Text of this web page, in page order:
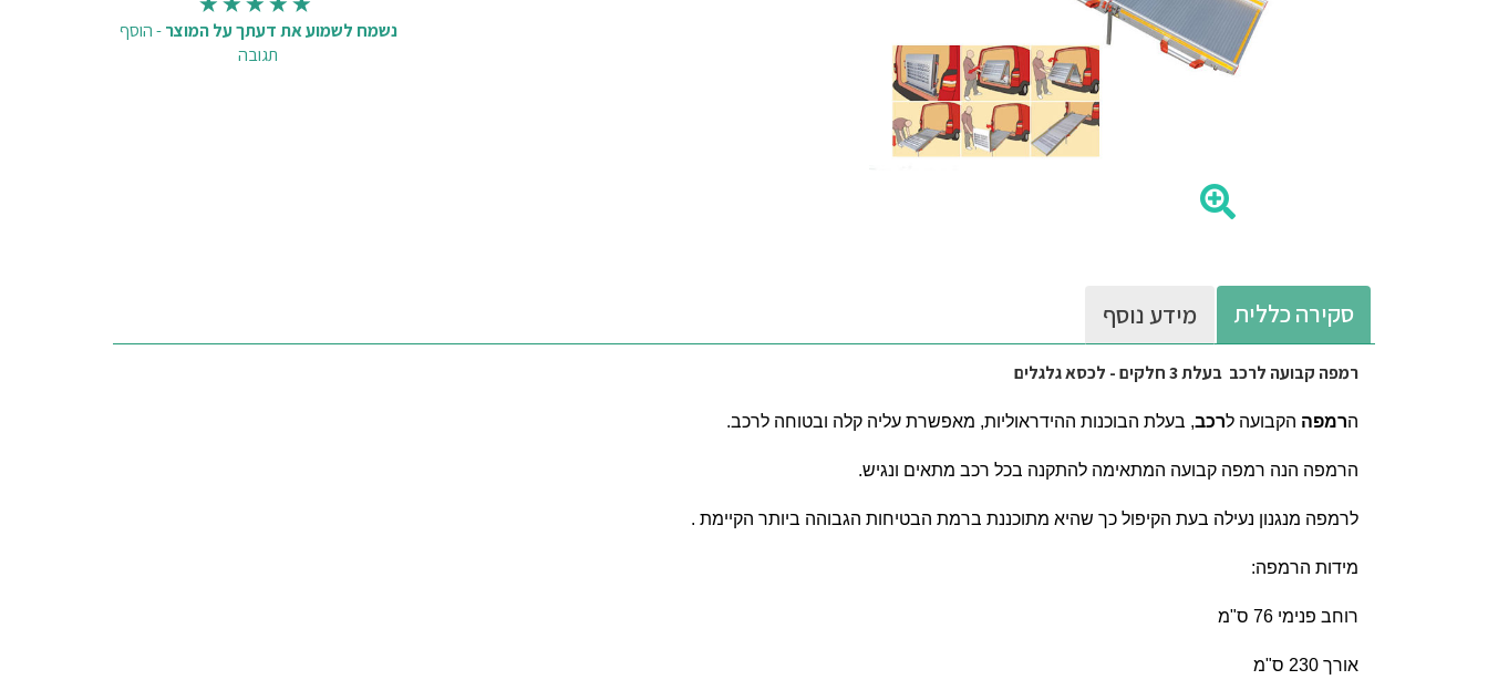
נשמח לשמוע את דעתך על המוצר-הוסף
תגובה
סקירה כללית מידע נוסף
רמפה קבועה לרכב בעלת 3 חלקים - לכסא גלגלים
הרמפה הקבועה לרכב, בעלת הבוכנות ההידראוליות, מאפשרת עליה קלה ובטוחה לרכב.
הרמפה הנה רמפה קבועה המתאימה להתקנה בכל רכב מתאים ונגיש.
לרמפה מנגנון נעילה בעת הקיפול כך שהיא מתוכננת ברמת הבטיחות הגבוהה ביותר הקיימת .
מידות הרמפה:
רוחב פנימי 76 ס"מ
אורך 230 ס"מ